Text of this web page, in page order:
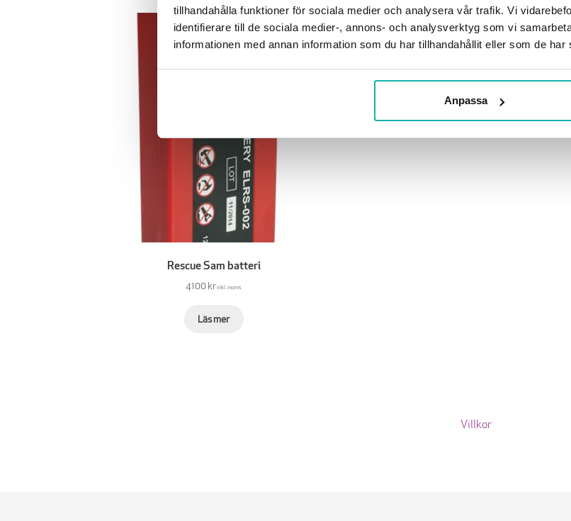
tillhandahålla funktioner för sociala medier och analysera vår trafik. Vi
identifierare till de sociala medier-, annons- och analysverktyg som vi
informationen med annan information som du har tillhandahållit eller som de
Anpassa
Rescue Sam batteri
4100 krinkl. moms
Läs mer
Villkor